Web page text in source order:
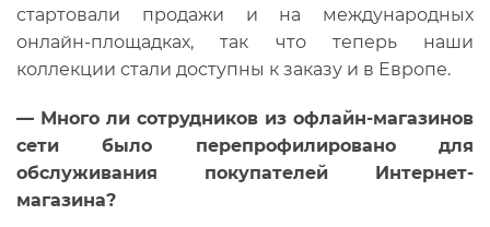
стартовали продажи и на международных
онлайн-площадках, так что теперь наши
коллекции стали доступны к заказу и в Европе.
— Много ли сотрудников из офлайн-магазинов
сети было перепрофилировано для
обслуживания покупателей Интернет-
магазина?